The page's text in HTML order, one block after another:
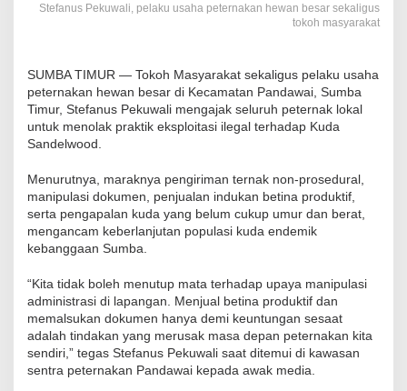
Stefanus Pekuwali, pelaku usaha peternakan hewan besar sekaligus
tokoh masyarakat
SUMBA TIMUR — Tokoh Masyarakat sekaligus pelaku usaha
peternakan hewan besar di Kecamatan Pandawai, Sumba
Timur, Stefanus Pekuwali mengajak seluruh peternak lokal
untuk menolak praktik eksploitasi ilegal terhadap Kuda
Sandelwood.
Menurutnya, maraknya pengiriman ternak non-prosedural,
manipulasi dokumen, penjualan indukan betina produktif,
serta pengapalan kuda yang belum cukup umur dan berat,
mengancam keberlanjutan populasi kuda endemik
kebanggaan Sumba.
“Kita tidak boleh menutup mata terhadap upaya manipulasi
administrasi di lapangan. Menjual betina produktif dan
memalsukan dokumen hanya demi keuntungan sesaat
adalah tindakan yang merusak masa depan peternakan kita
sendiri,” tegas Stefanus Pekuwali saat ditemui di kawasan
sentra peternakan Pandawai kepada awak media.